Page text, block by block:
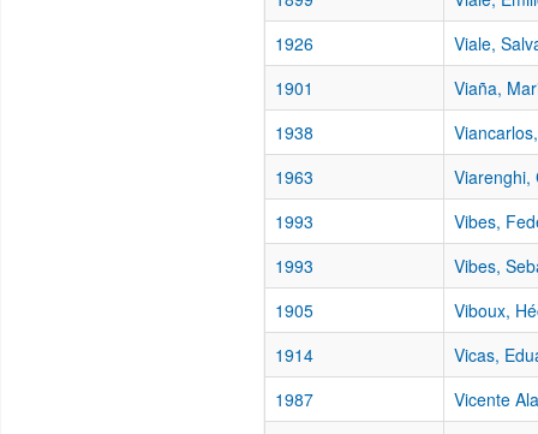
1926
Viale,
1901
Viaña,
1938
1963
Viarenghi,
1993
Vibes,
1993
Vibes,
1905
Viboux,
1914
Vicas,
1987
Vicente